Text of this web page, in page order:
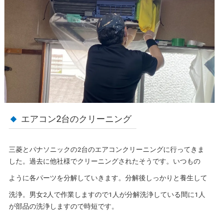
エアコン2台のクリーニング
三菱とパナソニックの2台のエアコンクリーニングに行ってきま
した。過去に他社様でクリーニングされたそうです。いつもの
ように各パーツを分解していきます。分解後しっかりと養生して
洗浄。男女2人で作業しますので1人が分解洗浄している間に1人
が部品の洗浄しますので時短です。